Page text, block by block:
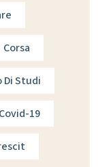
Corsa
Di Studi
Covid-19